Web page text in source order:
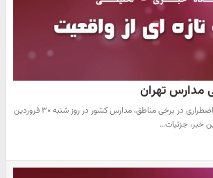
مدارس تهران
«به دنبال اعلام وضعیت اضطراری در برخی مناطق، مدارس کشور در روز شنبه ۳۰ فروردین
خبر، جزئیات…